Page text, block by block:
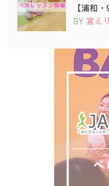
【浦和
BY 宮え